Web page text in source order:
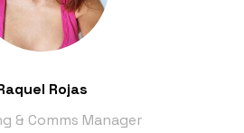
Rojas
& Comms Manager